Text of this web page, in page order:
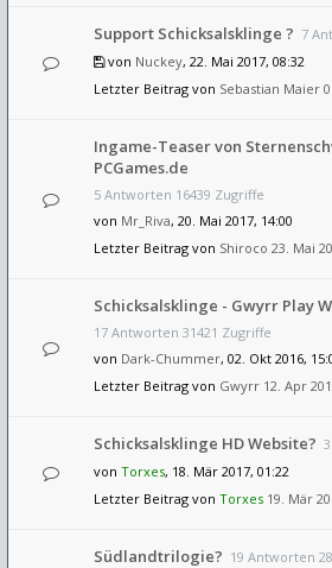
Support Schicksalsklinge ? 7
von Nuckey, 22. Mai 2017, 08:32
Letzter Beitrag von Sebastian Maier
Ingame-Teaser von
PCGames.de
5 Antworten 16439 Zugriffe
von Mr_Riva, 20. Mai 2017, 14:00
Letzter Beitrag von Shiroco 23. Mai
Schicksalsklinge - Gwyrr Play
17 Antworten 31421 Zugriffe
von Dark-Chummer, 02. Okt 2016,
Letzter Beitrag von Gwyrr 12. Apr
Schicksalsklinge HD Website?
von Torxes, 18. Mär 2017, 01:22
Letzter Beitrag von Torxes 19. Mär
Südlandtrilogie? 19 Antworten